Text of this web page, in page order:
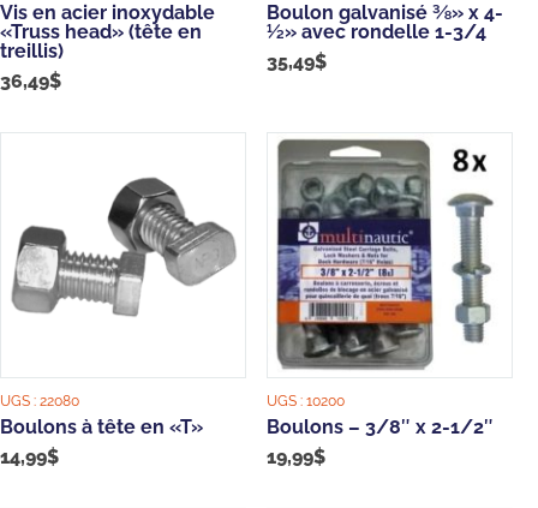
Vis en acier inoxydable
«Truss head» (tête en
treillis)
36,49$
Boulon galvanisé ⅜» x 4-
½» avec rondelle 1-3/4
35,49$
UGS : 22080
Boulons à tête en «T»
14,99$
UGS :10200
Boulons – 3/8″ x 2-1/2″
19,99$